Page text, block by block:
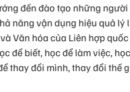
đến đào tạo những
năng vận dụng hiệu quả lý
Văn hóa của Liên hợp quốc
để biết, học để làm việc,
thay đổi mình, thay đổi thế